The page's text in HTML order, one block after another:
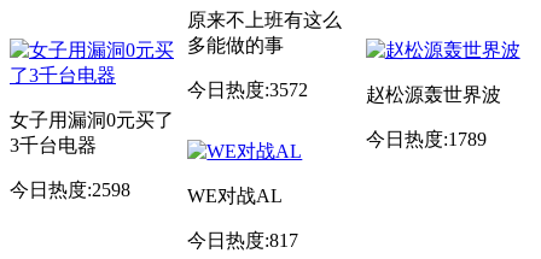
女子用漏洞0元买了
3千台电器
今日热度:2598
原来不上班有这么
多能做的事
今日热度:3572
WE对战AL
今日热度:817
赵松源轰世界波
今日热度:1789